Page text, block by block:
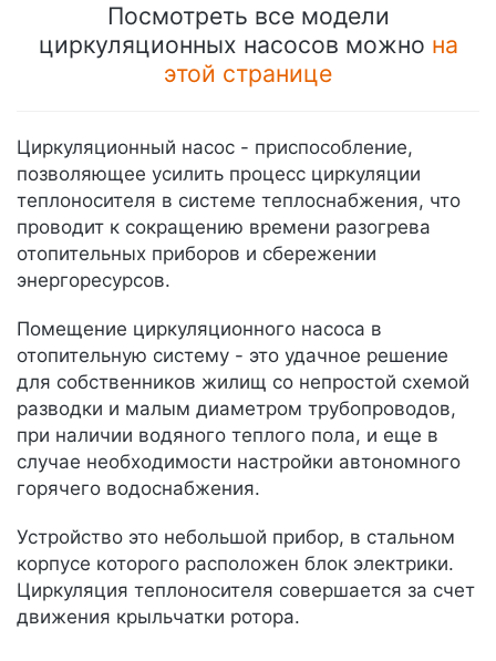
Посмотреть все модели
циркуляционных насосов можно на
этой странице
Циркуляционный насос - приспособление,
позволяющее усилить процесс циркуляции
теплоносителя в системе теплоснабжения, что
проводит к сокращению времени разогрева
отопительных приборов и сбережении
энергоресурсов.
Помещение циркуляционного насоса в
отопительную систему - это удачное решение
для собственников жилищ со непростой схемой
разводки и малым диаметром трубопроводов,
при наличии водяного теплого пола, и еще в
случае необходимости настройки автономного
горячего водоснабжения.
Устройство это небольшой прибор, в стальном
корпусе которого расположен блок электрики.
Циркуляция теплоносителя совершается за счет
движения крыльчатки ротора.